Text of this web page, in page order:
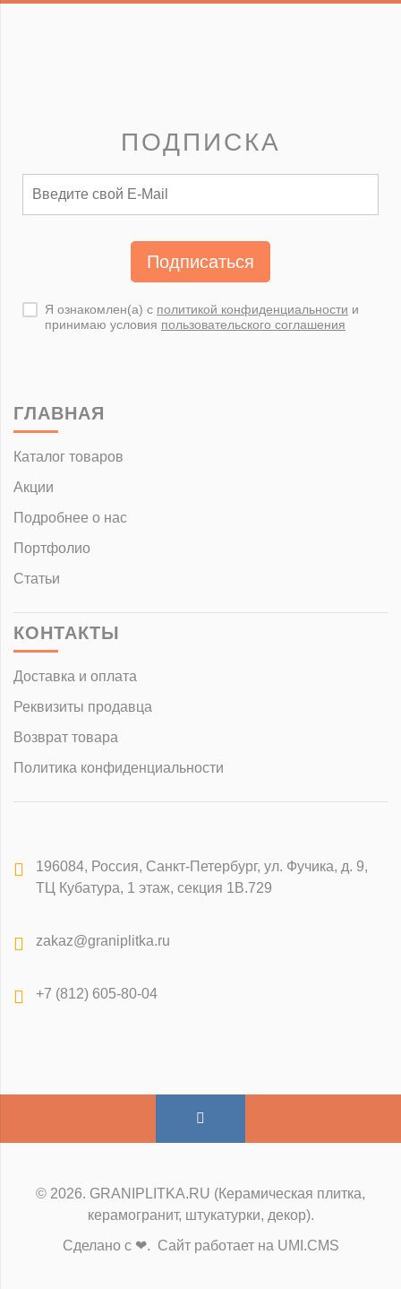
ПОДПИСКА
Подписаться
Я ознакомлен(а) с политикой конфиденциальности и
принимаю условия пользовательского соглашения
ГЛАВНАЯ
Каталог товаров
Акции
Подробнее о нас
Портфолио
Статьи
КОНТАКТЫ
Доставка и оплата
Реквизиты продавца
Возврат товара
Политика конфиденциальности
196084, Россия, Санкт-Петербург, ул. Фучика, д. 9,
ТЦ Кубатура, 1 этаж, секция 1В.729
zakaz@graniplitka.ru
+7 (812) 605-80-04
© 2026. GRANIPLITKA.RU (Керамическая плитка,
керамогранит, штукатурки, декор).
Сделано с ❤. Сайт работает на UMI.CMS